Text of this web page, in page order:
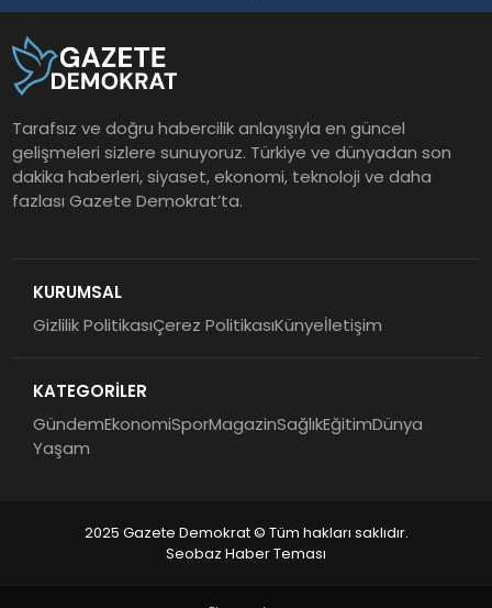
Tarafsız ve doğru habercilik anlayışıyla en güncel
gelişmeleri sizlere sunuyoruz. Türkiye ve dünyadan son
dakika haberleri, siyaset, ekonomi, teknoloji ve daha
fazlası Gazete Demokrat’ta.
KURUMSAL
Gizlilik PolitikasıÇerez PolitikasıKünyeİletişim
KATEGORİLER
GündemEkonomiSporMagazinSağlıkEğitimDünya
Yaşam
2025 Gazete Demokrat © Tüm hakları saklıdır.
Seobaz Haber Teması